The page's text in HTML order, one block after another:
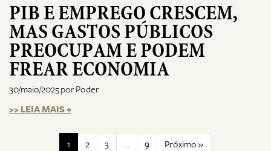
PIB E EMPREGO CRESCEM,
MAS GASTOS PÚBLICOS
PREOCUPAM E PODEM
FREAR ECONOMIA
30/maio/2025 por Poder
>> LEIA MAIS +
1 2 3 9 Próximo »